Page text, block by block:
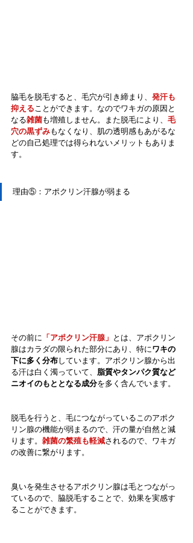
脇毛を脱毛すると、毛穴が引き締まり、 発汗も
抑える ことができます。なのでワキガの原因と
なる雑菌も増殖しません。また脱毛により、 毛
穴の黒ずみもなくなり、肌の透明感もあがるな
どの自己処理では得られないメリットもありま
す。
理由⑤：アポクリン汗腺が弱まる
その前に 「アポクリン汗腺」 とは、アポクリン
腺はカラダの限られた部分にあり、特にワキの
下に多く分布しています。アポクリン腺から出
る汗は白く濁っていて、 脂質やタンパク質など
ニオイのもととなる成分を多く含んでいます。
脱毛を行うと、毛につながっているこのアポク
リン腺の機能が弱まるので、汗の量が自然と減
ります。 雑菌の繁殖も軽減されるので、ワキガ
の改善に繋がります。
臭いを発生させるアポクリン腺は毛とつながっ
ているので、脇脱毛することで、効果を実感す
ることができます。